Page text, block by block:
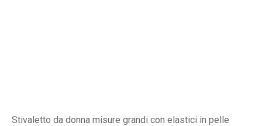
Stivaletto da donna misure grandi con elastici in pelle